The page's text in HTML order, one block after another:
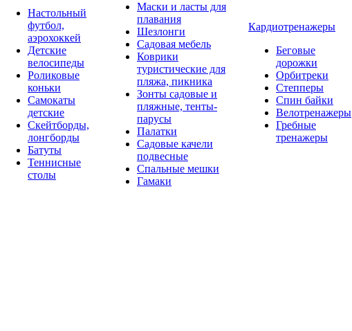
Настольный
футбол,
аэрохоккей
Детские
велосипеды
Роликовые
коньки
Самокаты
детские
Скейтборды,
лонгборды
Батуты
Теннисные
столы
Маски и ласты для
плавания
Шезлонги
Садовая мебель
Коврики
туристические для
пляжа, пикника
Зонты садовые и
пляжные, тенты-
парусы
Палатки
Садовые качели
подвесные
Спальные мешки
Гамаки
Кардиотренажеры
Беговые
дорожки
Орбитреки
Степперы
Спин байки
Велотренажеры
Гребные
тренажеры